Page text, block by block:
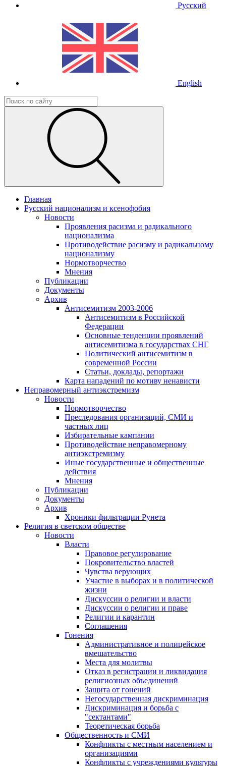
Русский
English
Главная
Русский национализм и ксенофобия
Новости
Проявления расизма и радикального
национализма
Противодействие расизму и радикальному
национализму
Нормотворчество
Мнения
Публикации
Документы
Архив
Антисемитизм 2003-2006
Антисемитизм в Российской
Федерации
Основные тенденции проявлений
антисемитизма в государствах СНГ
Политический антисемитизм в
современной России
Статьи, доклады, репортажи
Карта нападений по мотиву ненависти
Неправомерный антиэкстремизм
Новости
Нормотворчество
Преследования организаций, СМИ и
частных лиц
Избирательные кампании
Противодействие неправомерному
антиэкстремизму
Иные государственные и общественные
действия
Мнения
Публикации
Документы
Архив
Хроники фильтрации Рунета
Религия в светском обществе
Новости
Власти
Правовое регулирование
Покровительство властей
Чувства верующих
Участие в выборах и в политической
жизни
Дискуссии о религии и власти
Дискуссии о религии и праве
Религии и карантин
Соглашения
Гонения
Административное и полицейское
вмешательство
Места для молитвы
Отказ в регистрации и ликвидация
религиозных объединений
Защита от гонений
Негосударственная дискриминация
Дискриминация и борьба с
"сектантами"
Теоретическая борьба
Общественность и СМИ
Конфликты с местным населением и
организациями
Конфликты с учреждениями культуры